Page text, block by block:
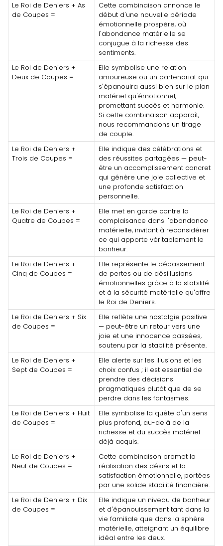
Le Roi de Deniers + As
de Coupes =
Cette combinaison annonce le
début d'une nouvelle période
émotionnelle prospère, où
l'abondance matérielle se
conjugue à la richesse des
sentiments.
Le Roi de Deniers +
Deux de Coupes =
Elle symbolise une relation
amoureuse ou un partenariat qui
s'épanouira aussi bien sur le plan
matériel qu'émotionnel,
promettant succès et harmonie.
Si cette combinaison apparaît,
nous recommandons un tirage
de couple.
Le Roi de Deniers +
Trois de Coupes =
Elle indique des célébrations et
des réussites partagées — peut-
être un accomplissement concret
qui génère une joie collective et
une profonde satisfaction
personnelle.
Le Roi de Deniers +
Quatre de Coupes =
Elle met en garde contre la
complaisance dans l'abondance
matérielle, invitant à reconsidérer
ce qui apporte véritablement le
bonheur.
Le Roi de Deniers +
Cinq de Coupes =
Elle représente le dépassement
de pertes ou de désillusions
émotionnelles grâce à la stabilité
et à la sécurité matérielle qu'offre
le Roi de Deniers.
Le Roi de Deniers + Six
de Coupes =
Elle reflète une nostalgie positive
— peut-être un retour vers une
joie et une innocence passées,
soutenu par la stabilité présente.
Le Roi de Deniers +
Sept de Coupes =
Elle alerte sur les illusions et les
choix confus ; il est essentiel de
prendre des décisions
pragmatiques plutôt que de se
perdre dans les fantasmes.
Le Roi de Deniers + Huit
de Coupes =
Elle symbolise la quête d'un sens
plus profond, au-delà de la
richesse et du succès matériel
déjà acquis.
Le Roi de Deniers +
Neuf de Coupes =
Cette combinaison promet la
réalisation des désirs et la
satisfaction émotionnelle, portées
par une solide stabilité financière.
Le Roi de Deniers + Dix
de Coupes =
Elle indique un niveau de bonheur
et d'épanouissement tant dans la
vie familiale que dans la sphère
matérielle, atteignant un équilibre
idéal entre les deux.